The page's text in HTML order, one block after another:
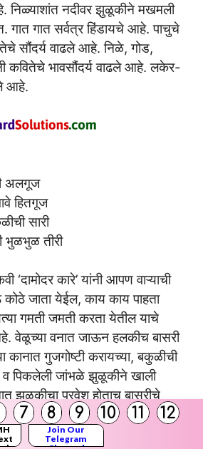
7 8 9 10 11 12
Join Our
Telegram
निळ्याशांत नदीवर झुळूकीने मखमली
गात सर्वत्र हिंडायचे आहे. पाचुचे
सौंदर्य वाढले आहे. निळे, गोड,
कवितेचे भावसौंदर्य वाढले आहे. लकेर-
आहे.
अलगूज
हितगूज
सारी
भुळभुळ तीरी
‘दामोदर कारे’ यांनी आपण वाऱ्याची
जाता येईल, काय काय पाहता
गमती जमती करता येतील याचे
वेळूच्या वनात जाऊन हलकीच बासरी
कानात गुजगोष्टी करायच्या, बकुळीची
व पिकलेली जांभळे झुळूकीने खाली
झुळूकीचा प्रवेश होताच बासरीचे
कल्पनाच किती सुंदर आहे.
सांगून कवितेच्या अर्थसौंदर्यात भर